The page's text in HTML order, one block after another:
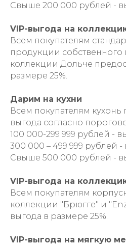
Свыше 200 000 рублей -
VIP-выгода на
Всем покупателям
продукции собственного
коллекции Дольче
размере 25%.
Дарим на кухни
Всем покупателям кухонь
выгода согласно
100 000-299 999 рублей -
300 000 – 499 999 рублей -
Свыше 500 000 рублей -
VIP-выгода на
Всем покупателям
коллекции "Брюгге" и
выгода в размере 25%.
VIP-выгода на мягкую